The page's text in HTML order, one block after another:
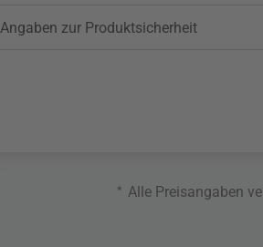
Angaben zur Produktsicherheit
* Alle Preisangaben